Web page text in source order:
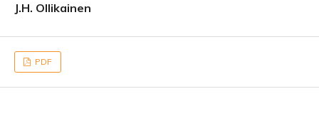
J.H. Ollikainen
PDF